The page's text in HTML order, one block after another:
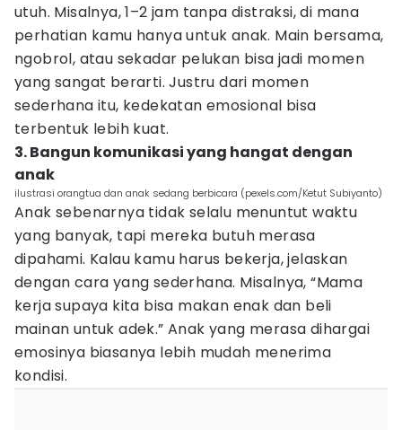
utuh. Misalnya, 1–2 jam tanpa distraksi, di mana
perhatian kamu hanya untuk anak. Main bersama,
ngobrol, atau sekadar pelukan bisa jadi momen
yang sangat berarti. Justru dari momen
sederhana itu, kedekatan emosional bisa
terbentuk lebih kuat.
3. Bangun komunikasi yang hangat dengan
anak
ilustrasi orangtua dan anak sedang berbicara (pexels.com/Ketut Subiyanto)
Anak sebenarnya tidak selalu menuntut waktu
yang banyak, tapi mereka butuh merasa
dipahami. Kalau kamu harus bekerja, jelaskan
dengan cara yang sederhana. Misalnya, “Mama
kerja supaya kita bisa makan enak dan beli
mainan untuk adek.” Anak yang merasa dihargai
emosinya biasanya lebih mudah menerima
kondisi.